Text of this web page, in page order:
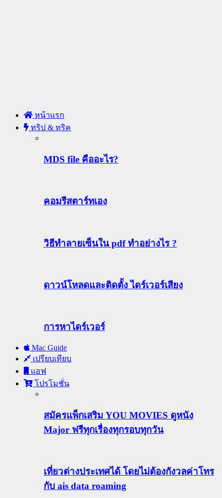
หน้าแรก
ทริป & ทริค
MDS file คืออะไร?
คอมรีสตาร์ทเอง
วิธีทําลายเซ็นใน pdf ทำอย่างไร ?
ดาวน์โหลดและติดตั้ง ไดร์เวอร์เสียง
การหาไดร์เวอร์
Mac Guide
เปรียบเทียบ
แอฟ
โปรโมชั่น
สมัครแพ็กเสริม YOU MOVIES ดูหนัง
Major ฟรีทุกเรื่องทุกรอบทุกวัน
เที่ยวต่างประเทศได้ โดยไม่ต้องกังวลค่าโทร
กับ ais data roaming